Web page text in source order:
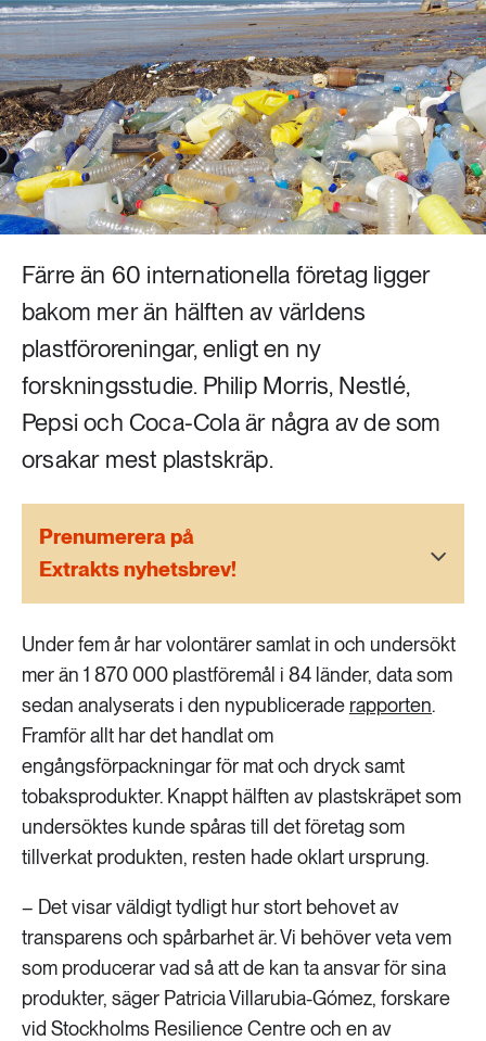
Mat & jordbruk
Skog
Social hållbarhet
Transport
252 ARTIKLAR
Landsbygd
939 ARTIKLAR
Livsstil & konsumtion
612 ARTIKLAR
262 ARTIKLAR
Skog
Social hållbarhet
473 ARTIKLAR
Vatten
Färre än 60 internationella företag ligger
bakom mer än hälften av världens
plastföroreningar, enligt en ny
forskningsstudie. Philip Morris, Nestlé,
Pepsi och Coca-Cola är några av de som
orsakar mest plastskräp.
Prenumerera på
Extrakts nyhetsbrev!
Under fem år har volontärer samlat in och undersökt
mer än 1 870 000 plastföremål i 84 länder, data som
sedan analyserats i den nypublicerade rapporten.
Framför allt har det handlat om
engångsförpackningar för mat och dryck samt
tobaksprodukter. Knappt hälften av plastskräpet som
undersöktes kunde spåras till det företag som
tillverkat produkten, resten hade oklart ursprung.
– Det visar väldigt tydligt hur stort behovet av
transparens och spårbarhet är. Vi behöver veta vem
som producerar vad så att de kan ta ansvar för sina
produkter, säger Patricia Villarubia-Gómez, forskare
vid Stockholms Resilience Centre och en av